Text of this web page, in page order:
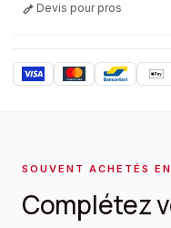
Devis pour pros
SOUVENT ACHETÉS
Complétez